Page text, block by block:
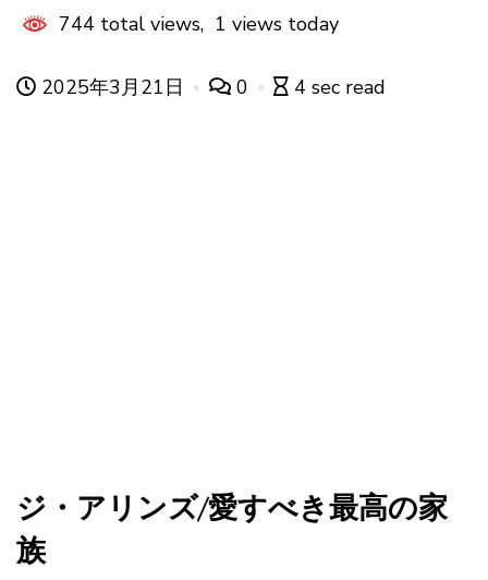
744 total views, 1 views today
2025年3月21日 0 4 sec read
ジ・アリンズ/愛すべき最高の家
族